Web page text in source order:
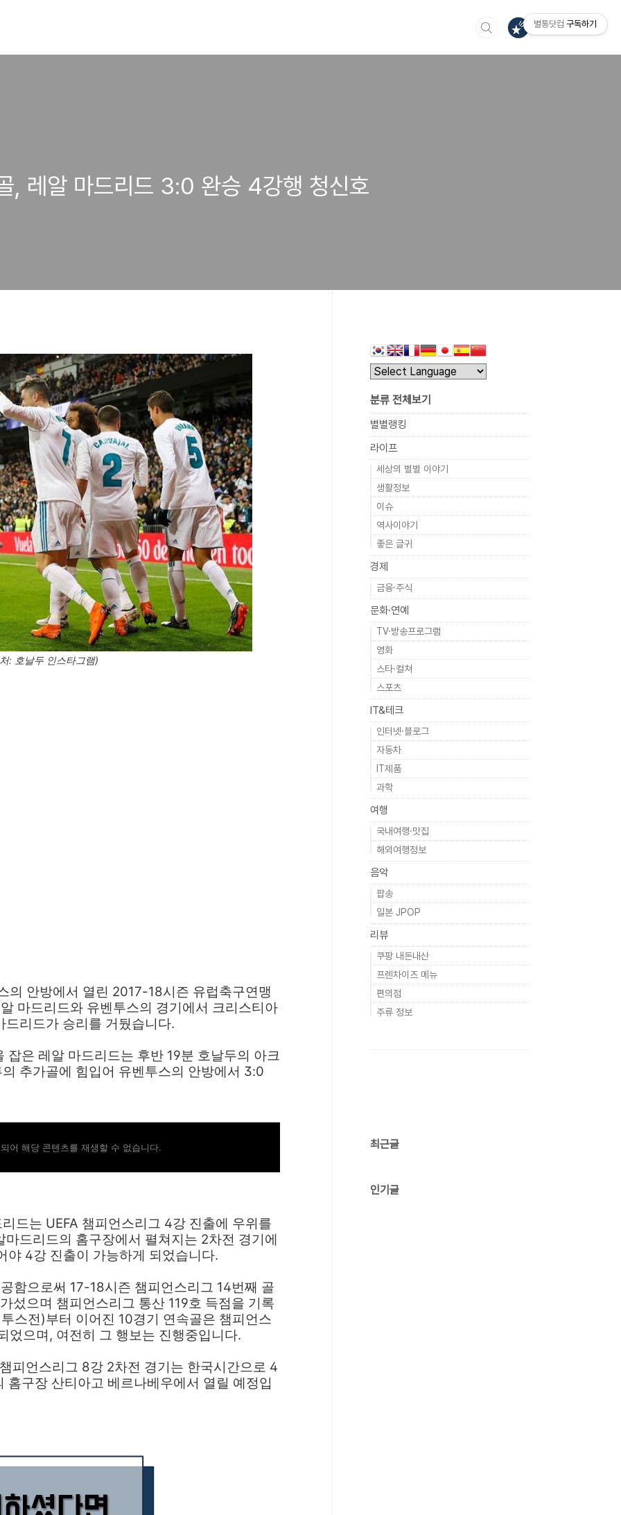
, 레알 마드리드 3:0 완승 4강행 청신호
: 호날두 인스타그램)
안방에서 열린 2017-18시즌 유럽축구연맹
마드리드와 유벤투스의 경기에서 크리스티아
리드가 승리를 거뒀습니다.
은 레알 마드리드는 후반 19분 호날두의 아크
추가골에 힘입어 유벤투스의 안방에서 3:0
어 해당 콘텐츠를 재생할 수 없습니다.
드는 UEFA 챔피언스리그 4강 진출에 우위를
드리드의 홈구장에서 펼쳐지는 2차전 경기에
4강 진출이 가능하게 되었습니다.
함으로써 17-18시즌 챔피언스리그 14번째 골
섰으며 챔피언스리그 통산 119호 득점을 기록
스전)부터 이어진 10경기 연속골은 챔피언스
었으며, 여전히 그 행보는 진행중입니다.
피언스리그 8강 2차전 경기는 한국시간으로 4
구장 산티아고 베르나베우에서 열릴 예정입
분류 전체보기
별별랭킹
라이프
세상의 별별 이야기
생활정보
이슈
역사이야기
좋은 글귀
경제
금융·주식
문화·연예
TV·방송프로그램
영화
스타·컬쳐
스포츠
IT&테크
인터넷·블로그
자동차
IT제품
과학
여행
국내여행·맛집
해외여행정보
음악
팝송
일본 JPOP
리뷰
쿠팡 내돈내산
프렌차이즈 메뉴
편의점
주류 정보
최근글
인기글
별통닷컴 구독하기